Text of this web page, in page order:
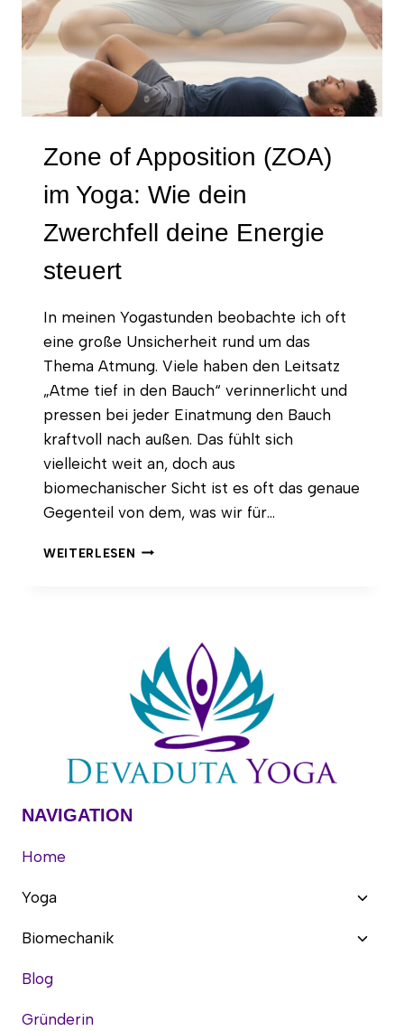
Zone of Apposition (ZOA)
im Yoga: Wie dein
Zwerchfell deine Energie
steuert
In meinen Yogastunden beobachte ich oft
eine große Unsicherheit rund um das
Thema Atmung. Viele haben den Leitsatz
„Atme tief in den Bauch“ verinnerlicht und
pressen bei jeder Einatmung den Bauch
kraftvoll nach außen. Das fühlt sich
vielleicht weit an, doch aus
biomechanischer Sicht ist es oft das genaue
Gegenteil von dem, was wir für…
WEITERLESEN ZONE
YOGA:
WIE
DEIN
ZWERCHFELL
DEINE
ENERGIE
NAVIGATION
Home
Yoga
Biomechanik
Blog
Gründerin